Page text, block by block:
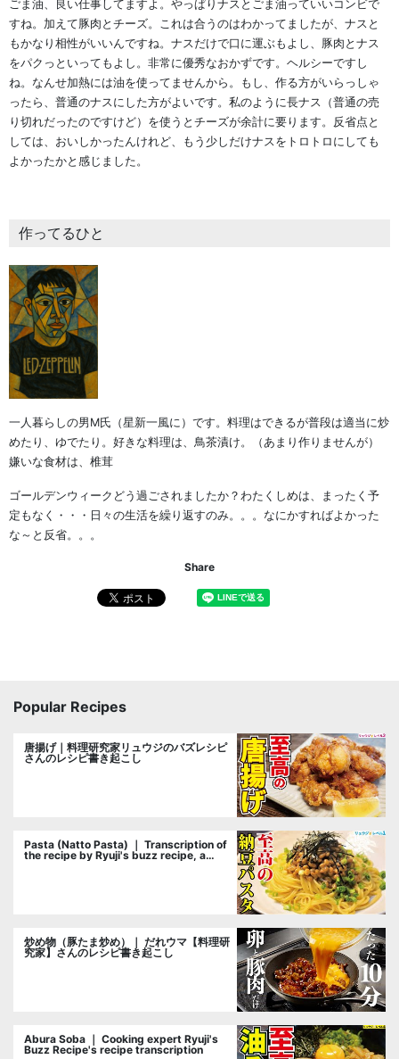
ごま油、良い仕事してますよ。やっぱりナスとごま油っていいコンビで
すね。加えて豚肉とチーズ。これは合うのはわかってましたが、ナスと
もかなり相性がいいんですね。ナスだけで口に運ぶもよし、豚肉とナス
をパクっといってもよし。非常に優秀なおかずです。ヘルシーですし
ね。なんせ加熱には油を使ってませんから。もし、作る方がいらっしゃ
ったら、普通のナスにした方がよいです。私のように長ナス（普通の売
り切れだったのですけど）を使うとチーズが余計に要ります。反省点と
しては、おいしかったんけれど、もう少しだけナスをトロトロにしても
よかったかと感じました。
作ってるひと
一人暮らしの男M氏（星新一風に）です。料理はできるが普段は適当に炒
めたり、ゆでたり。好きな料理は、鳥茶漬け。（あまり作りませんが）
嫌いな食材は、椎茸
ゴールデンウィークどう過ごされましたか？わたくしめは、まったく予
定もなく・・・日々の生活を繰り返すのみ。。。なにかすればよかった
な～と反省。。。
Share
Popular Recipes
唐揚げ｜料理研究家リュウジのバズレシピ
さんのレシピ書き起こし
Pasta (Natto Pasta) ｜ Transcription of
the recipe by Ryuji's buzz recipe, a
炒め物（豚たま炒め）｜ だれウマ【料理研
究家】さんのレシピ書き起こし
Abura Soba ｜ Cooking expert Ryuji's
Buzz Recipe's recipe transcription